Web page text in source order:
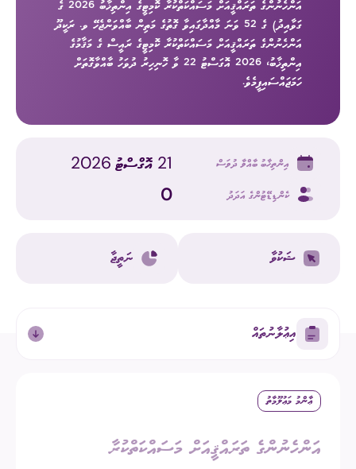
އަންހެނުންގެ ތަރައްޤީއަށް މަސައްކަތްކުރާ ކޮމިޓީގެ އިންތިޚާބު 2026 ގެ
ގަވާއިދު) ގެ 52 ވަނަ މާއްދާގައިވާ ގޮތުގެ މަތިން ބާއްވަންޖެހޭ ވ. ރަކީދޫ
އަންހެނުންގެ ތަރައްޤީއަށް މަސައްކަތްކުރާ ކޮމިޓީގެ ރައީސް ގެ މަޤާމުގެ
އިންތިޚާބު، 2026 އޮގަސްޓު 22 ވާ ހޮނިހިރު ދުވަހު ބާއްވާގޮތަށް
ހަމަޖައްސައިފީމެވެ.
އިންތިޚާބު ބާއްވާ ދުވަސް 21 އޮގްސްޓު 2026
ކެންޑިޑޭޓުންގެ އަދަދު 0
ޝަކުވާ ނަތީޖާ
އިޢުލާނުތައް
ޢާންމު މަޢުލޫމާތު
އަންހެނުންގެ ތަރައްޤީއަށް މަސައްކަތްކުރާ